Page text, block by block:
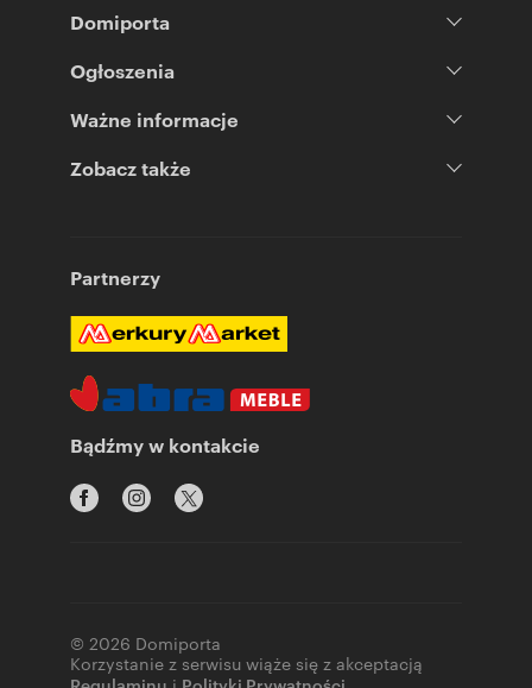
Domiporta
Ogłoszenia
Ważne informacje
Zobacz także
Partnerzy
Bądźmy w kontakcie
© 2026 Domiporta
Korzystanie z serwisu wiąże się z akceptacją